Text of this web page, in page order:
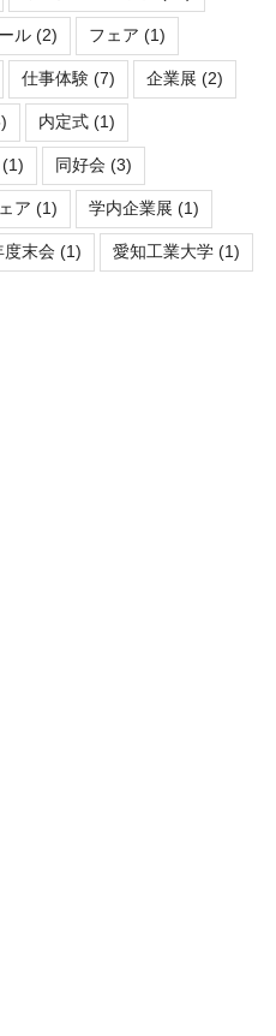
ル(2) フェア (1)
仕事体験(7) 企業展 (2)
内定式(1)
同好会(3)
ア (1) 学内企業展 (1)
度末会(1) 愛知工業大学(1)